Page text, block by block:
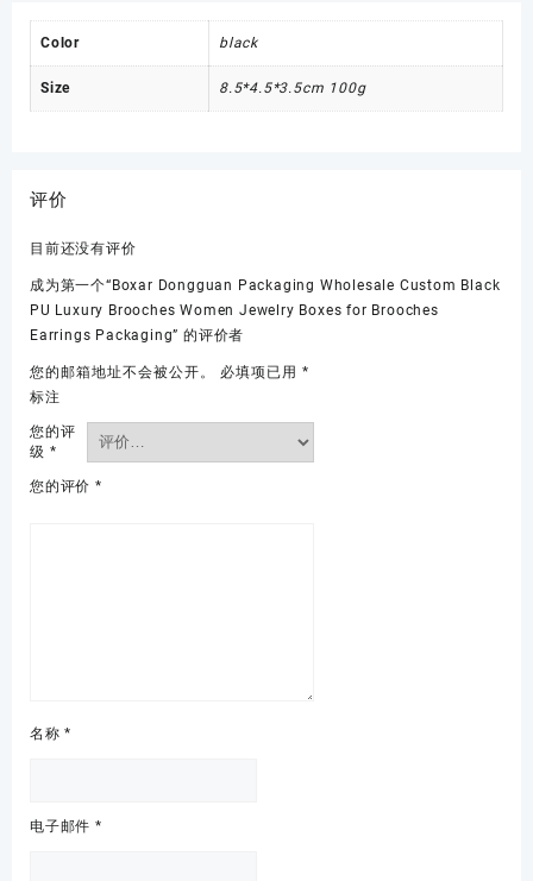
Color black
Size 8.5*4.5*3.5cm 100g
评价
目前还没有评价
成为第一个“Boxar Dongguan Packaging Wholesale Custom Black
PU Luxury Brooches Women Jewelry Boxes for Brooches
Earrings Packaging” 的评价者
您的邮箱地址不会被公开。 必填项已用 *
标注
您的评
级 *
您的评价 *
名称*
电子邮件 *